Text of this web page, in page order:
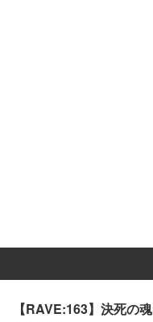
【RAVE:163】決死の魂